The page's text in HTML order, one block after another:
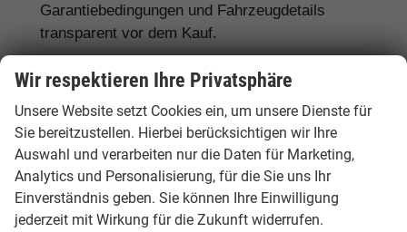
Garantiebedingungen und Fahrzeugdetails
transparent vor dem Kauf.
Für Familien: Skoda Octavia, Superb,
Für Pendler:Skoda Fabia, Scala, Octavia
und Kamiq
Für Vielfahrer:Skoda Octavia, Superb und
Diesel- oder Automatikmodelle
Wir respektieren Ihre Privatsphäre
Unsere Website setzt Cookies ein, um unsere Dienste für
Sie bereitzustellen. Hierbei berücksichtigen wir Ihre
Auswahl und verarbeiten nur die Daten für Marketing,
Analytics und Personalisierung, für die Sie uns Ihr
Einverständnis geben. Sie können Ihre Einwilligung
jederzeit mit Wirkung für die Zukunft widerrufen.